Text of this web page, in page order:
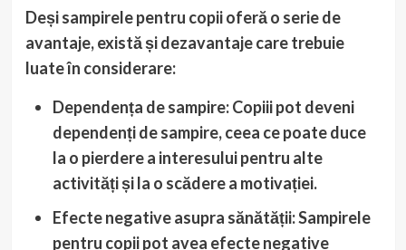
Deși sampirele pentru copii oferă o serie de
avantaje, există și dezavantaje care trebuie
luate în considerare:
Dependența de sampire: Copiii pot deveni
dependenți de sampire, ceea ce poate duce
la o pierdere a interesului pentru alte
activități și la o scădere a motivației.
Efecte negative asupra sănătății: Sampirele
pentru copii pot avea efecte negative